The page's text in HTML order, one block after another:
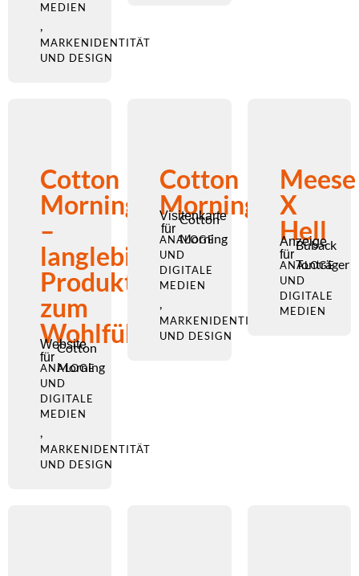
MEDIEN
,
MARKENIDENTITÄT
UND DESIGN
Cotton
Morning
–
langlebige
Produkte
zum
Wohlfühlen
Website
für
Cotton
Morning
ANALOGE
UND
DIGITALE
MEDIEN
,
MARKENIDENTITÄT
UND DESIGN
Cotton
Morning
Visitenkarte
für
Cotton
Morning
ANALOGE
UND
DIGITALE
MEDIEN
,
MARKENIDENTITÄT
UND DESIGN
Meese
X
Hell
Anzeige
für
Buback
Tonträger
ANALOGE
UND
DIGITALE
MEDIEN